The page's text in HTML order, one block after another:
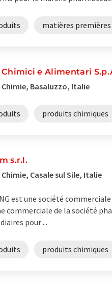
matières
e Alimentari
Basaluzzo, Italie
produits chimiques
s.r.l.
Casale sul Sile, Italie
est une société
commerciale de la société
pour ...
produits chimiques